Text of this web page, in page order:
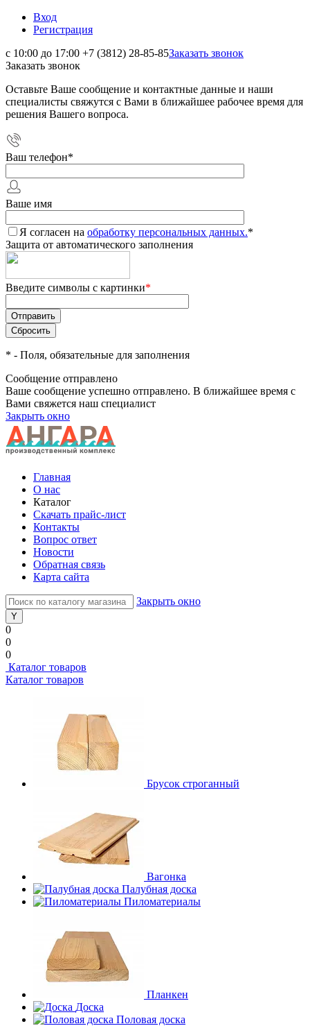
Вход
Регистрация
с 10:00 до 17:00 +7 (3812) 28-85-85Заказать звонок
Заказать звонок
Оставьте Ваше сообщение и контактные данные и наши
специалисты свяжутся с Вами в ближайшее рабочее время для
решения Вашего вопроса.
Ваш телефон*
Ваше имя
Я согласен на обработку персональных данных.*
Защита от автоматического заполнения
Введите символы с картинки*
* - Поля, обязательные для заполнения
Сообщение отправлено
Ваше сообщение успешно отправлено. В ближайшее время с
Вами свяжется наш специалист
Закрыть окно
Главная
О нас
Каталог
Скачать прайс-лист
Контакты
Вопрос ответ
Новости
Обратная связь
Карта сайта
Закрыть окно
0
0
0
Каталог товаров
Каталог товаров
Брусок строганный
Вагонка
Палубная доска
Пиломатериалы
Планкен
Доска
Половая доска